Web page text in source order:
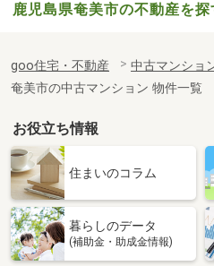
鹿児島県奄美市の不動産を探
goo住宅・不動産 中古マンショ
奄美市の中古マンション 物件一覧
お役立ち情報
住まいのコラム
暮らしのデータ
(補助金・助成金情報)